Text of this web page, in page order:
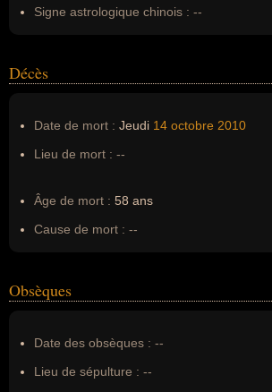
Signe astrologique chinois : --
Décès
Date de mort : Jeudi 14 octobre 2010
Lieu de mort : --
Âge de mort : 58 ans
Cause de mort : --
Obsèques
Date des obsèques : --
Lieu de sépulture : --